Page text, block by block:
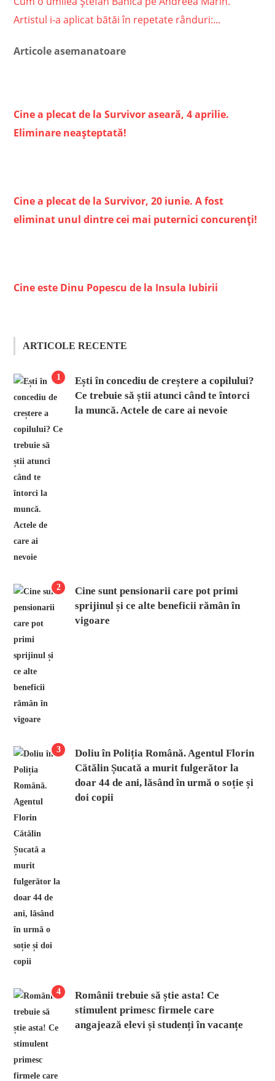
Artistul i-a aplicat bătăi în repetate rânduri:...
Articole asemanatoare
Cine a plecat de la Survivor aseară, 4 aprilie.
Eliminare neașteptată!
Cine a plecat de la Survivor, 20 iunie. A fost
eliminat unul dintre cei mai puternici concurenți!
Cine este Dinu Popescu de la Insula Iubirii
ARTICOLE RECENTE
1
Ești în concediu de creștere a copilului?
Ce trebuie să știi atunci când te întorci
la muncă. Actele de care ai nevoie
2
Cine sunt pensionarii care pot primi
sprijinul și ce alte beneficii rămân în
vigoare
3
Doliu în Poliția Română. Agentul Florin
Cătălin Șucată a murit fulgerător la
doar 44 de ani, lăsând în urmă o soție și
doi copii
4
Românii trebuie să știe asta! Ce
stimulent primesc firmele care
angajează elevi și studenți în vacanțe